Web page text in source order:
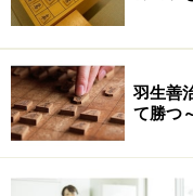
去記事)人物だ。
豪華絢爛な賑わいの
め行く中、4戦を終
羽生善
て勝つ